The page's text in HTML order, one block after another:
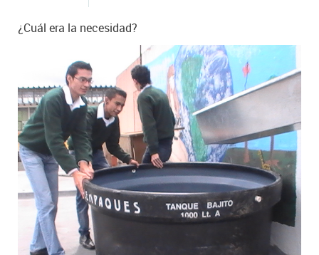
¿Cuál era la necesidad?